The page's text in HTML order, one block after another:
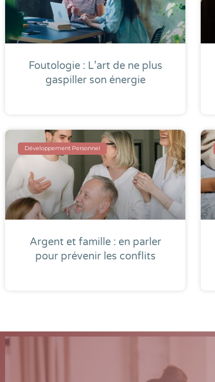
Foutologie : L’art de ne plus
gaspiller son énergie
Développement Personnel
Argent et famille : en parler
pour prévenir les conflits